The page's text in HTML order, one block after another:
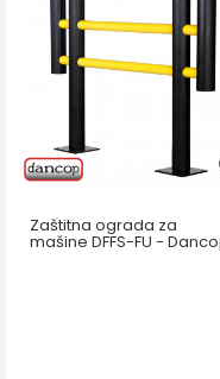
Zaštitna ograda za
mašine DFFS-FU -